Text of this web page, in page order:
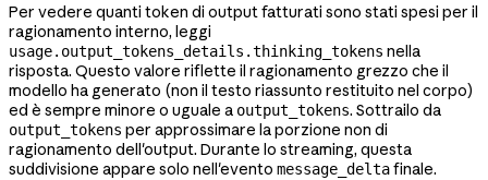
Per vedere quanti token di output fatturati sono stati spesi per il
ragionamento interno, leggi
usage.output_tokens_details.thinking_tokens nella
risposta. Questo valore riflette il ragionamento grezzo che il
modello ha generato (non il testo riassunto restituito nel corpo)
ed è sempre minore o uguale a output_tokens. Sottrailo da
output_tokens per approssimare la porzione non di
ragionamento dell'output. Durante lo streaming, questa
suddivisione appare solo nell'evento message_deltafinale.